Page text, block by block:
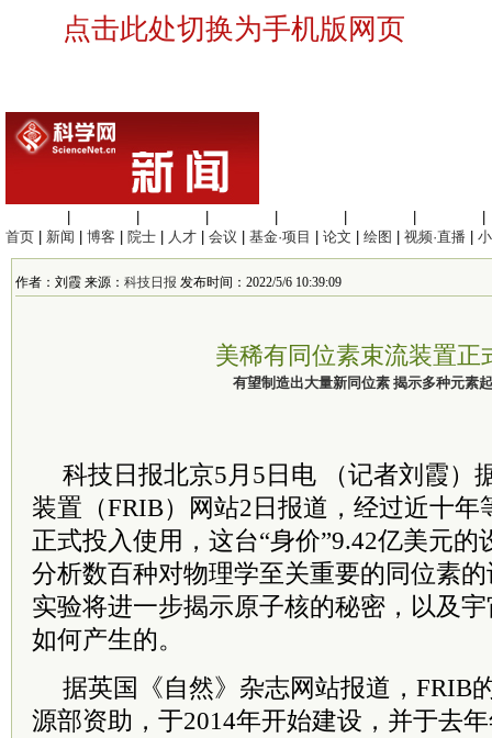
点击此处切换为手机版网页
首页
新闻 博客 院士 人才 会议 基金·项目 论文 绘图 视频·直播
作者：刘霞 来源： 科技日报 发布时间：2022/5/6 10:39:09
美稀有同位素束流装置正
有望制造出大量新同位素 揭示多种元素
科技日报北京5月5日电 （记者刘霞）
装置（FRIB）网站2日报道，经过近十年
正式投入使用，这台“身价”9.42亿美元
分析数百种对物理学至关重要的同位素
实验将进一步揭示原子核的秘密，以及
如何产生的。
据英国《自然》杂志网站报道，FRIB
源部资助，于2014年开始建设，并于去